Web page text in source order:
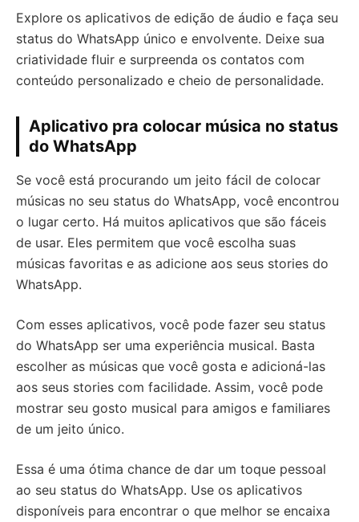
Explore os aplicativos de edição de áudio e faça seu
status do WhatsApp único e envolvente. Deixe sua
criatividade fluir e surpreenda os contatos com
conteúdo personalizado e cheio de personalidade.
Aplicativo pra colocar música no status
do WhatsApp
Se você está procurando um jeito fácil de colocar
músicas no seu status do WhatsApp, você encontrou
o lugar certo. Há muitos aplicativos que são fáceis
de usar. Eles permitem que você escolha suas
músicas favoritas e as adicione aos seus stories do
WhatsApp.
Com esses aplicativos, você pode fazer seu status
do WhatsApp ser uma experiência musical. Basta
escolher as músicas que você gosta e adicioná-las
aos seus stories com facilidade. Assim, você pode
mostrar seu gosto musical para amigos e familiares
de um jeito único.
Essa é uma ótima chance de dar um toque pessoal
ao seu status do WhatsApp. Use os aplicativos
disponíveis para encontrar o que melhor se encaixa